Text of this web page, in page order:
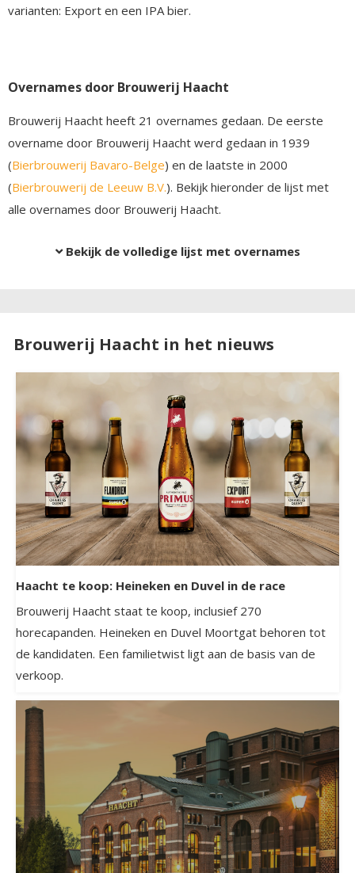
varianten: Export en een IPA bier.
Overnames door Brouwerij Haacht
Brouwerij Haacht heeft 21 overnames gedaan. De eerste
overname door Brouwerij Haacht werd gedaan in 1939
(Bierbrouwerij Bavaro-Belge) en de laatste in 2000
(Bierbrouwerij de Leeuw B.V.). Bekijk hieronder de lijst met
alle overnames door Brouwerij Haacht.
Bekijk de volledige lijst met overnames
Brouwerij Haacht in het nieuws
Haacht te koop: Heineken en Duvel in de race
Brouwerij Haacht staat te koop, inclusief 270
horecapanden. Heineken en Duvel Moortgat behoren tot
de kandidaten. Een familietwist ligt aan de basis van de
verkoop.